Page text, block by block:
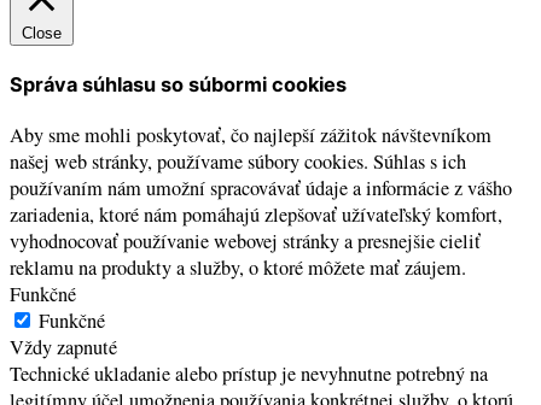
Close
Správa súhlasu so súbormi cookies
Aby sme mohli poskytovať, čo najlepší zážitok návštevníkom
našej web stránky, používame súbory cookies. Súhlas s ich
používaním nám umožní spracovávať údaje a informácie z vášho
zariadenia, ktoré nám pomáhajú zlepšovať užívateľský komfort,
vyhodnocovať používanie webovej stránky a presnejšie cieliť
reklamu na produkty a služby, o ktoré môžete mať záujem.
Funkčné
Funkčné
Vždy zapnuté
Technické ukladanie alebo prístup je nevyhnutne potrebný na